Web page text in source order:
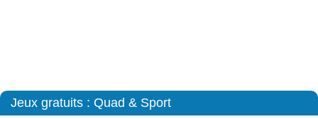
Jeux gratuits : Quad & Sport